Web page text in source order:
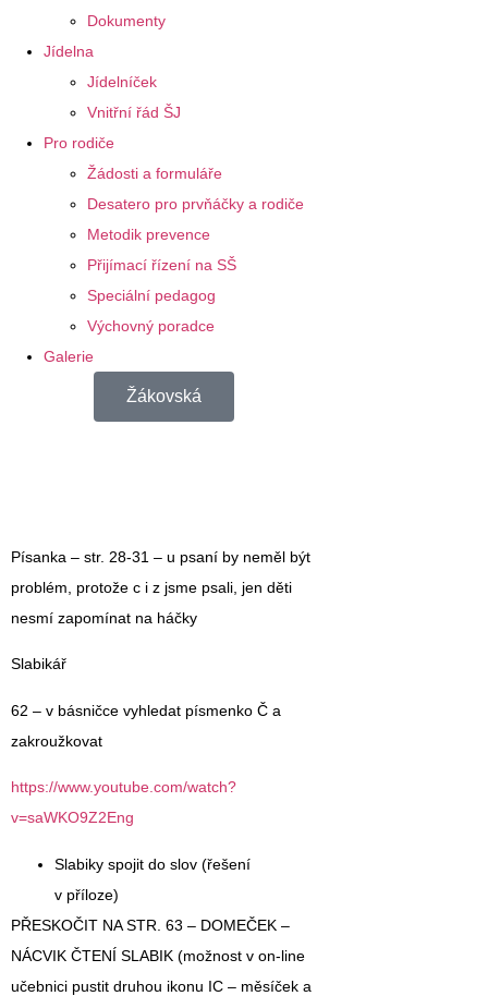
Dokumenty
Jídelna
Jídelníček
Vnitřní řád ŠJ
Pro rodiče
Žádosti a formuláře
Desatero pro prvňáčky a rodiče
Metodik prevence
Přijímací řízení na SŠ
Speciální pedagog
Výchovný poradce
Galerie
Žákovská
Písanka – str. 28-31 – u psaní by neměl být
problém, protože c i z jsme psali, jen děti
nesmí zapomínat na háčky
Slabikář
62 – v básničce vyhledat písmenko Č a
zakroužkovat
https://www.youtube.com/watch?
v=saWKO9Z2Eng
Slabiky spojit do slov (řešení
v příloze)
PŘESKOČIT NA STR. 63 – DOMEČEK –
NÁCVIK ČTENÍ SLABIK (možnost v on-line
učebnici pustit druhou ikonu IC – měsíček a